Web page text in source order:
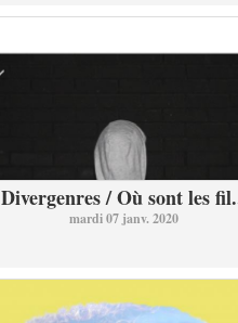
Divergenres / Où sont les
mardi 07 janv. 2020